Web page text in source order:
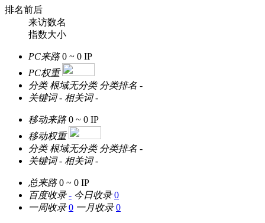
排名前后
来访数名
指数大小
PC来路 0 ~ 0 IP
PC权重
分类 根域无分类 分类排名 -
关键词 - 相关词 -
移动来路 0 ~ 0 IP
移动权重
分类 根域无分类 分类排名 -
关键词 - 相关词 -
总来路 0 ~ 0 IP
百度收录 - 今日收录 0
一周收录 0 一月收录 0